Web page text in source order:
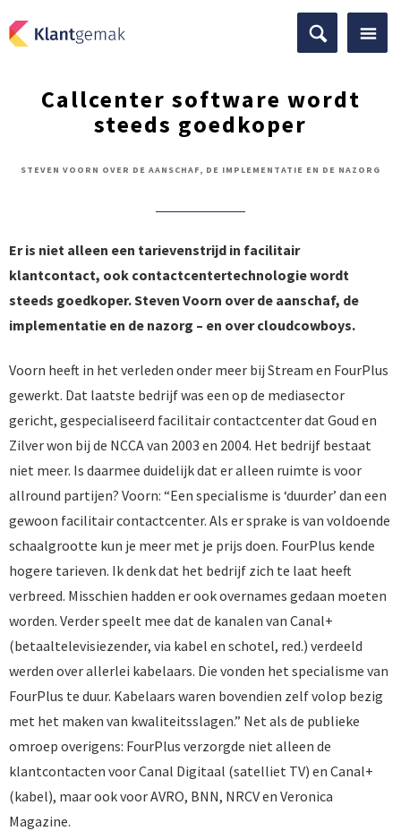
Callcenter software wordt
steeds goedkoper
STEVEN VOORN OVER DE AANSCHAF, DE IMPLEMENTATIE EN DE NAZORG
Er is niet alleen een tarievenstrijd in facilitair
klantcontact, ook contactcentertechnologie wordt
steeds goedkoper. Steven Voorn over de aanschaf, de
implementatie en de nazorg – en over cloudcowboys.
Voorn heeft in het verleden onder meer bij Stream en FourPlus
gewerkt. Dat laatste bedrijf was een op de mediasector
gericht, gespecialiseerd facilitair contactcenter dat Goud en
Zilver won bij de NCCA van 2003 en 2004. Het bedrijf bestaat
niet meer. Is daarmee duidelijk dat er alleen ruimte is voor
allround partijen? Voorn: “Een specialisme is ‘duurder’ dan een
gewoon facilitair contactcenter. Als er sprake is van voldoende
schaalgrootte kun je meer met je prijs doen. FourPlus kende
hogere tarieven. Ik denk dat het bedrijf zich te laat heeft
verbreed. Misschien hadden er ook overnames gedaan moeten
worden. Verder speelt mee dat de kanalen van Canal+
(betaaltelevisiezender, via kabel en schotel, red.) verdeeld
werden over allerlei kabelaars. Die vonden het specialisme van
FourPlus te duur. Kabelaars waren bovendien zelf volop bezig
met het maken van kwaliteitsslagen.” Net als de publieke
omroep overigens: FourPlus verzorgde niet alleen de
klantcontacten voor Canal Digitaal (satelliet TV) en Canal+
(kabel), maar ook voor AVRO, BNN, NRCV en Veronica
Magazine.